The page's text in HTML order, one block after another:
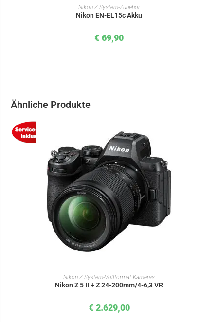
IN DEN WARENKORB
Nikon Z System-Zubehör
Nikon EN-EL15c Akku
€ 69,90
Ähnliche Produkte
IN DEN WARENKORB
Nikon Z System-Vollformat Kameras
Nikon Z 5 II + Z 24-200mm/4-6,3 VR
€ 2.629,00